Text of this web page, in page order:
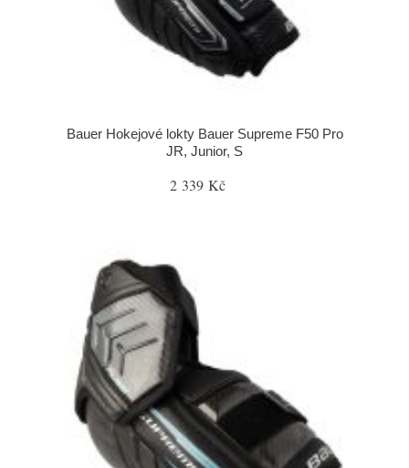
Bauer Hokejové lokty Bauer Supreme F50 Pro
JR, Junior, S
2 339 Kč